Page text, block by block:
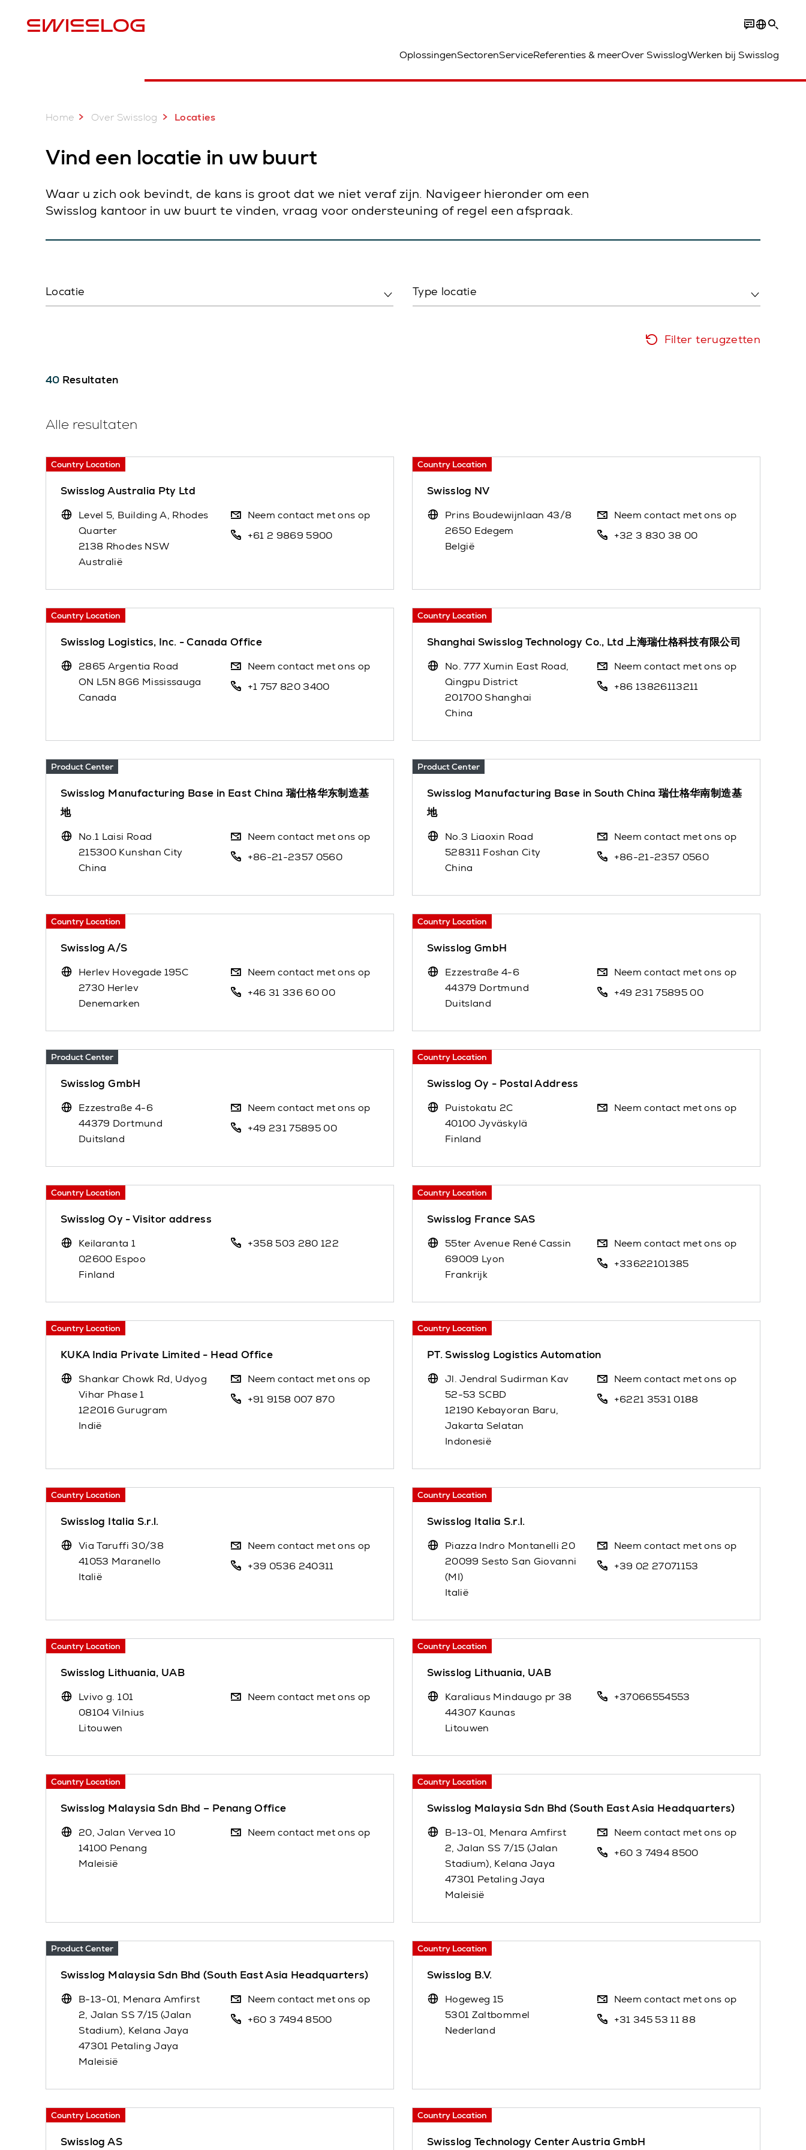
OplossingenSectorenServiceReferenties & meerOver SwisslogWerken bij Swisslog
Home Over Swisslog Locaties
Vind een locatie in uw buurt
Waar u zich ook bevindt, de kans is groot dat we niet veraf zijn. Navigeer hieronder om een
Swisslog kantoor in uw buurt te vinden, vraag voor ondersteuning of regel een afspraak.
Locatie Type locatie
Filter terugzetten
40 Resultaten
Alle resultaten
Country Location
Swisslog Australia Pty Ltd
Level 5, Building A, Rhodes
Quarter
2138 Rhodes NSW
Australië
Neem contact met ons op
+61 2 9869 5900
Country Location
Swisslog NV
Prins Boudewijnlaan 43/8
2650 Edegem
België
Neem contact met ons op
+32 3 830 38 00
Country Location
Swisslog Logistics, Inc. - Canada Office
2865 Argentia Road
ON L5N 8G6 Mississauga
Canada
Neem contact met ons op
+1 757 820 3400
Country Location
Shanghai Swisslog Technology Co., Ltd 上海瑞仕格科技有限公司
No. 777 Xumin East Road,
Qingpu District
201700 Shanghai
China
Neem contact met ons op
+86 13826113211
Product Center
Swisslog Manufacturing Base in East China 瑞仕格华东制造基
地
No.1 Laisi Road
215300 Kunshan City
China
Neem contact met ons op
+86-21-2357 0560
Product Center
Swisslog Manufacturing Base in South China 瑞仕格华南制造基
地
No.3 Liaoxin Road
528311 Foshan City
China
Neem contact met ons op
+86-21-2357 0560
Country Location
Swisslog A/S
Herlev Hovegade 195C
2730 Herlev
Denemarken
Neem contact met ons op
+46 31 336 60 00
Country Location
Swisslog GmbH
Ezzestraße 4-6
44379 Dortmund
Duitsland
Neem contact met ons op
+49 231 75895 00
Product Center
Swisslog GmbH
Ezzestraße 4-6
44379 Dortmund
Duitsland
Neem contact met ons op
+49 231 75895 00
Country Location
Swisslog Oy - Postal Address
Puistokatu 2C
40100 Jyväskylä
Finland
Neem contact met ons op
Country Location
Swisslog Oy - Visitor address
Keilaranta 1
02600 Espoo
Finland
+358 503 280 122
Country Location
Swisslog France SAS
55ter Avenue René Cassin
69009 Lyon
Frankrijk
Neem contact met ons op
+33622101385
Country Location
KUKA India Private Limited - Head Office
Shankar Chowk Rd, Udyog
Vihar Phase 1
122016 Gurugram
Indië
Neem contact met ons op
+91 9158 007 870
Country Location
PT. Swisslog Logistics Automation
Jl. Jendral Sudirman Kav
52-53 SCBD
12190 Kebayoran Baru,
Jakarta Selatan
Indonesië
Neem contact met ons op
+6221 3531 0188
Country Location
Swisslog Italia S.r.l.
Via Taruffi 30/38
41053 Maranello
Italië
Neem contact met ons op
+39 0536 240311
Country Location
Swisslog Italia S.r.l.
Piazza Indro Montanelli 20
20099 Sesto San Giovanni
(MI)
Italië
Neem contact met ons op
+39 02 27071153
Country Location
Swisslog Lithuania, UAB
Lvivo g. 101
08104 Vilnius
Litouwen
Neem contact met ons op
Country Location
Swisslog Lithuania, UAB
Karaliaus Mindaugo pr 38
44307 Kaunas
Litouwen
+37066554553
Country Location
Swisslog Malaysia Sdn Bhd – Penang Office
20, Jalan Vervea 10
14100 Penang
Maleisië
Neem contact met ons op
Country Location
Swisslog Malaysia Sdn Bhd (South East Asia Headquarters)
B-13-01, Menara Amfirst
2, Jalan SS 7/15 (Jalan
Stadium), Kelana Jaya
47301 Petaling Jaya
Maleisië
Neem contact met ons op
+60 3 7494 8500
Product Center
Swisslog Malaysia Sdn Bhd (South East Asia Headquarters)
B-13-01, Menara Amfirst
2, Jalan SS 7/15 (Jalan
Stadium), Kelana Jaya
47301 Petaling Jaya
Maleisië
Neem contact met ons op
+60 3 7494 8500
Country Location
Swisslog B.V.
Hogeweg 15
5301 Zaltbommel
Nederland
Neem contact met ons op
+31 345 53 11 88
Country Location
Swisslog AS
Country Location
Swisslog Technology Center Austria GmbH